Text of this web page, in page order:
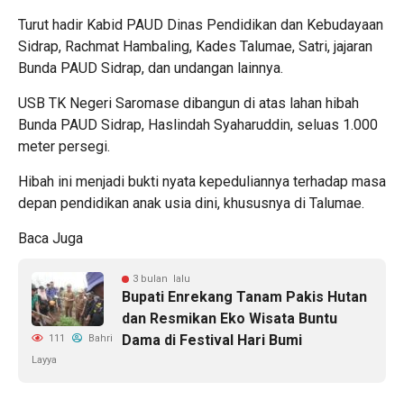
Turut hadir Kabid PAUD Dinas Pendidikan dan Kebudayaan
Sidrap, Rachmat Hambaling, Kades Talumae, Satri, jajaran
Bunda PAUD Sidrap, dan undangan lainnya.
USB TK Negeri Saromase dibangun di atas lahan hibah
Bunda PAUD Sidrap, Haslindah Syaharuddin, seluas 1.000
meter persegi.
Hibah ini menjadi bukti nyata kepeduliannya terhadap masa
depan pendidikan anak usia dini, khususnya di Talumae.
Baca Juga
3 bulan lalu
Bupati Enrekang Tanam Pakis Hutan
dan Resmikan Eko Wisata Buntu
Dama di Festival Hari Bumi
111
Bahri
Layya